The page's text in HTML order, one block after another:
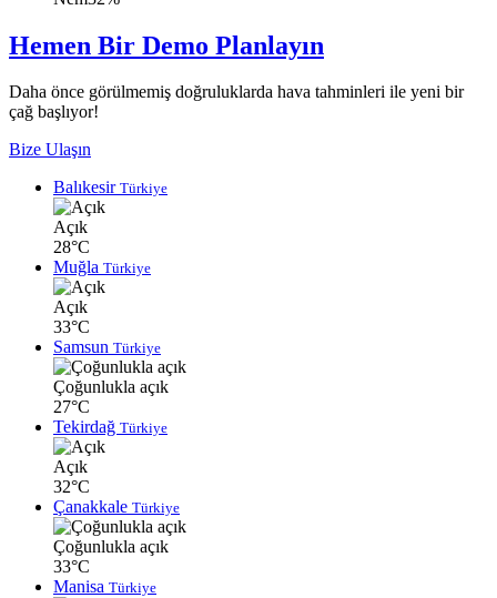
Hemen Bir Demo Planlayın
Daha önce görülmemiş doğruluklarda hava tahminleri ile yeni bir
çağ başlıyor!
Bize Ulaşın
Balıkesir Türkiye
Açık
28°C
Muğla Türkiye
Açık
33°C
Samsun Türkiye
Çoğunlukla açık
27°C
Tekirdağ Türkiye
Açık
32°C
Çanakkale Türkiye
Çoğunlukla açık
33°C
Manisa Türkiye